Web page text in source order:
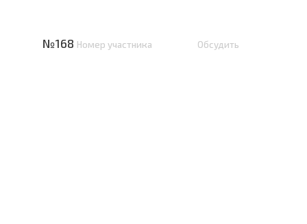
№168 Номер участника Обсудить